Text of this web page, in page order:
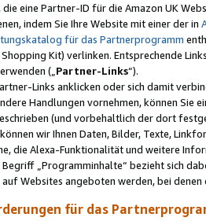
eine Partner-ID für die Amazon UK
indem Sie Ihre Website mit einer der in
für das Partnerprogramm
Kit) verlinken. Entsprechende
(„ Partner-Links“).
Links anklicken oder sich damit
Handlungen vornehmen, können Sie
(und vorbehaltlich der dort
wir Ihnen Daten, Bilder, Texte,
die Alexa-Funktionalität und weitere
„Programminhalte“ bezieht sich
Websites angeboten werden, bei
für das